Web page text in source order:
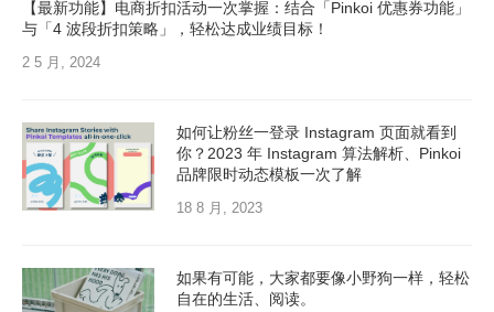
【最新功能】电商折扣活动一次掌握：结合「Pinkoi 优惠券功能」
与「4 波段折扣策略」，轻松达成业绩目标！
2 5 月, 2024
如何让粉丝一登录 Instagram 页面就看到
你？2023 年 Instagram 算法解析、Pinkoi
品牌限时动态模板一次了解
18 8 月, 2023
如果有可能，大家都要像小野狗一样，轻松
自在的生活、阅读。